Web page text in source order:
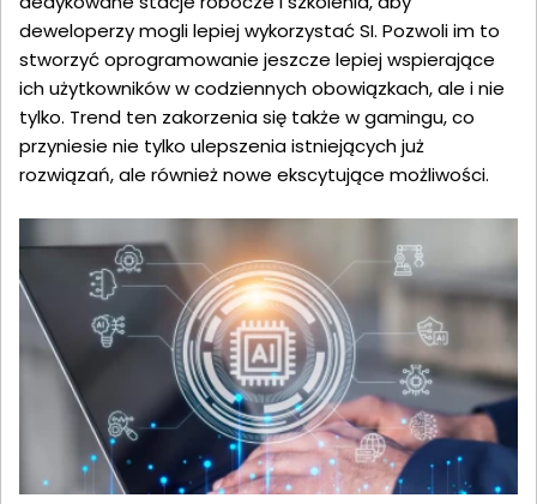
deweloperzy mogli lepiej wykorzystać SI. Pozwoli im to
stworzyć oprogramowanie jeszcze lepiej wspierające
ich użytkowników w codziennych obowiązkach, ale i nie
tylko. Trend ten zakorzenia się także w gamingu, co
przyniesie nie tylko ulepszenia istniejących już
rozwiązań, ale również nowe ekscytujące możliwości.